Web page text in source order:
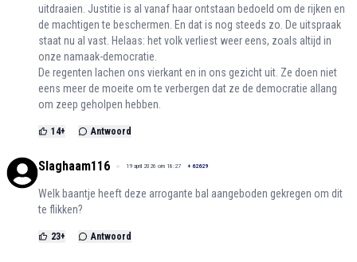
uitdraaien. Justitie is al vanaf haar ontstaan bedoeld om de rijken en
de machtigen te beschermen. En dat is nog steeds zo. De uitspraak
staat nu al vast. Helaas: het volk verliest weer eens, zoals altijd in
onze namaak-democratie.
De regenten lachen ons vierkant en in ons gezicht uit. Ze doen niet
eens meer de moeite om te verbergen dat ze de democratie allang
om zeep geholpen hebben.
14+ Antwoord
Slaghaam116 19 april 2026 om 18:27 + 62629
Welk baantje heeft deze arrogante bal aangeboden gekregen om dit
te flikken?
23+ Antwoord